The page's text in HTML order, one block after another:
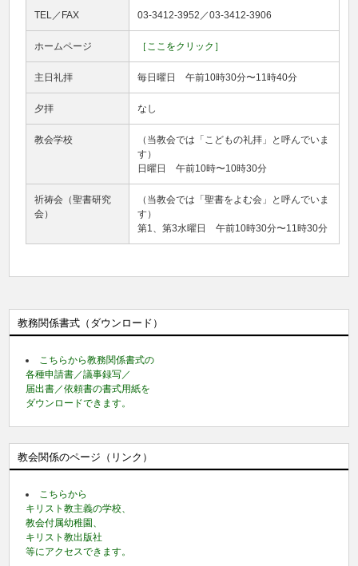
TEL／FAX 03-3412-3952／03-3412-3906
ホームページ ［ここをクリック］
主日礼拝 毎日曜日 午前10時30分〜11時40分
夕拝 なし
教会学校
（当教会では「こどもの礼拝」と呼んでいま
す）
日曜日 午前10時〜10時30分
祈祷会（聖書研究
会）
（当教会では「聖書をよむ会」と呼んでいま
す）
第1、第3水曜日 午前10時30分〜11時30分
教務関係書式（ダウンロード）
こちらから教務関係書式の
各種申請書／議事録写／
届出書／依頼書の書式用紙を
ダウンロードできます。
教会関係のページ（リンク）
こちらから
キリスト教主義の学校、
教会付属幼稚園、
キリスト教出版社
等にアクセスできます。